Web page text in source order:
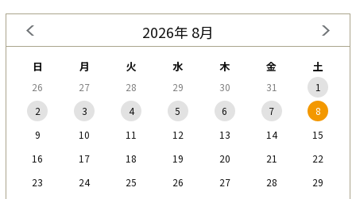
2026年 8月
日 月 火 水 木 金 土
26 27 28 29 30 31
1
2
3 4 5 6 7
8
9
10 11 12 13 14
15
16
17 18 19 20 21
22
23
24 25 26 27 28
29